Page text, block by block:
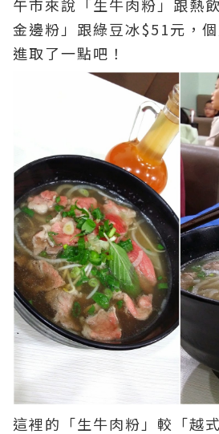
午市來說「生牛肉粉」跟熱
金邊粉」跟綠豆冰$51元，
進取了一點吧！
這裡的「生牛肉粉」較「越